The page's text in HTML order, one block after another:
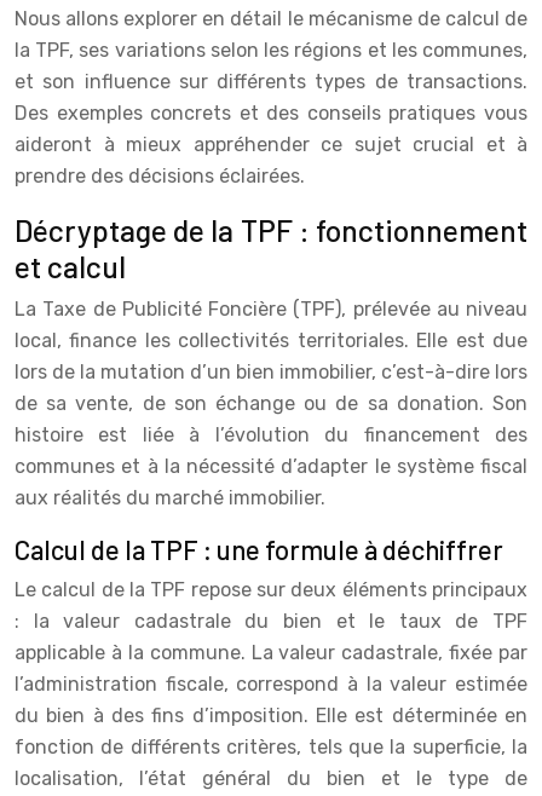
Nous allons explorer en détail le mécanisme de calcul de
la TPF, ses variations selon les régions et les communes,
et son influence sur différents types de transactions.
Des exemples concrets et des conseils pratiques vous
aideront à mieux appréhender ce sujet crucial et à
prendre des décisions éclairées.
Décryptage de la TPF : fonctionnement
et calcul
La Taxe de Publicité Foncière (TPF), prélevée au niveau
local, finance les collectivités territoriales. Elle est due
lors de la mutation d’un bien immobilier, c’est-à-dire lors
de sa vente, de son échange ou de sa donation. Son
histoire est liée à l’évolution du financement des
communes et à la nécessité d’adapter le système fiscal
aux réalités du marché immobilier.
Calcul de la TPF : une formule à déchiffrer
Le calcul de la TPF repose sur deux éléments principaux
: la valeur cadastrale du bien et le taux de TPF
applicable à la commune. La valeur cadastrale, fixée par
l’administration fiscale, correspond à la valeur estimée
du bien à des fins d’imposition. Elle est déterminée en
fonction de différents critères, tels que la superficie, la
localisation, l’état général du bien et le type de